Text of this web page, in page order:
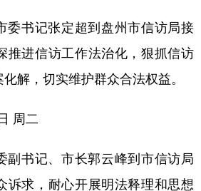
书记张定超到盘州市信访局接
推进信访工作法治化，狠抓信访
解，切实维护群众合法权益。
周二
书记、市长郭云峰到市信访局
诉求，耐心开展明法释理和思想